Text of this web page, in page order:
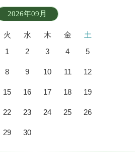
2026年09月
火 水 木 金
土
1
2 3 4 5
8 9 10 11 12
15 16 17 18 19
22 23 24 25 26
29 30